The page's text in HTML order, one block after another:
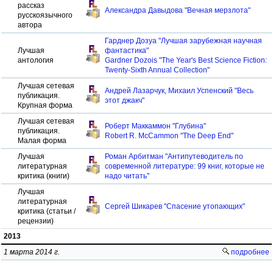
рассказ
русскоязычного
автора
Александра Давыдова "Вечная мерзлота"
Лучшая
антология
Гарднер Дозуа "Лучшая зарубежная научная
фантастика"
Gardner Dozois "The Year's Best Science Fiction:
Twenty-Sixth Annual Collection"
Лучшая сетевая
публикация.
Крупная форма
Андрей Лазарчук, Михаил Успенский "Весь
этот джакч"
Лучшая сетевая
публикация.
Малая форма
Роберт Маккаммон "Глубина"
Robert R. McCammon "The Deep End"
Лучшая
литературная
критика (книги)
Роман Арбитман "Антипутеводитель по
современной литературе: 99 книг, которые не
надо читать"
Лучшая
литературная
критика (статьи /
рецензии)
Сергей Шикарев "Спасение утопающих"
2013
подробнее
1 марта 2014 г.